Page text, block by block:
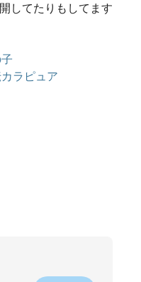
してたりもしてます
ラピュア